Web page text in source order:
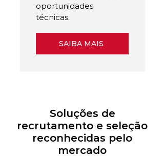
oportunidades
técnicas.
SAIBA MAIS
Soluções de
recrutamento e seleção
reconhecidas pelo
mercado